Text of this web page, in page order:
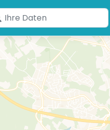
Geben
Sie
Ihre
Daten
ein